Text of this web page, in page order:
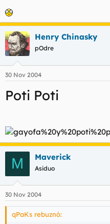
¿Es un mono?
Henry Chinasky
pOdre
30 Nov 2004
Poti Poti
M Maverick
Asiduo
30 Nov 2004
qPaKs rebuznó: